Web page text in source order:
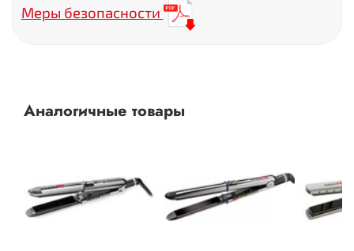
Габариты и вес
Длина шнура (м)
Доп. комплект термостойкий коврик
Меры безопасности
Аналогичные товары